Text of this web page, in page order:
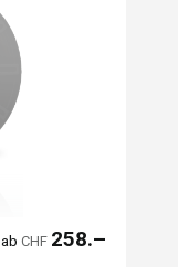
abCHF 258.–